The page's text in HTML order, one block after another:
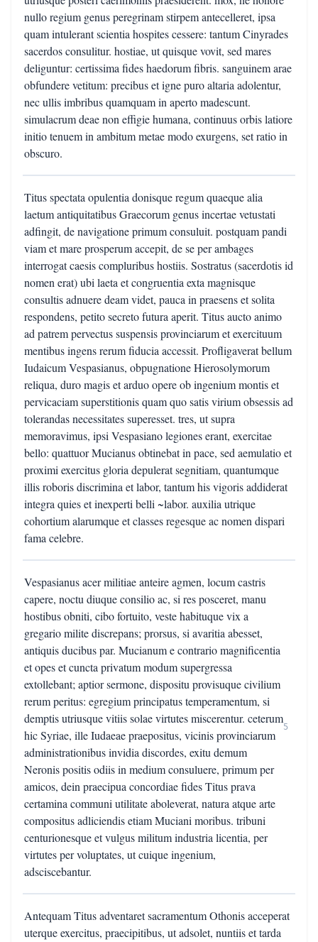
nullo regium genus peregrinam stirpem antecelleret, ipsa
quam intulerant scientia hospites cessere: tantum Cinyrades
sacerdos consulitur. hostiae, ut quisque vovit, sed mares
deliguntur: certissima fides haedorum fibris. sanguinem arae
obfundere vetitum: precibus et igne puro altaria adolentur,
nec ullis imbribus quamquam in aperto madescunt.
simulacrum deae non effigie humana, continuus orbis latiore
initio tenuem in ambitum metae modo exurgens, set ratio in
obscuro.
Titus spectata opulentia donisque regum quaeque alia
laetum antiquitatibus Graecorum genus incertae vetustati
adfingit, de navigatione primum consuluit. postquam pandi
viam et mare prosperum accepit, de se per ambages
interrogat caesis compluribus hostiis. Sostratus (sacerdotis id
nomen erat) ubi laeta et congruentia exta magnisque
consultis adnuere deam videt, pauca in praesens et solita
respondens, petito secreto futura aperit. Titus aucto animo
ad patrem pervectus suspensis provinciarum et exercituum
mentibus ingens rerum fiducia accessit. Profligaverat bellum
Iudaicum Vespasianus, obpugnatione Hierosolymorum
reliqua, duro magis et arduo opere ob ingenium montis et
pervicaciam superstitionis quam quo satis virium obsessis ad
tolerandas necessitates superesset. tres, ut supra
memoravimus, ipsi Vespasiano legiones erant, exercitae
bello: quattuor Mucianus obtinebat in pace, sed aemulatio et
proximi exercitus gloria depulerat segnitiam, quantumque
illis roboris discrimina et labor, tantum his vigoris addiderat
integra quies et inexperti belli ~labor. auxilia utrique
cohortium alarumque et classes regesque ac nomen dispari
fama celebre.
Vespasianus acer militiae anteire agmen, locum castris
capere, noctu diuque consilio ac, si res posceret, manu
hostibus obniti, cibo fortuito, veste habituque vix a
gregario milite discrepans; prorsus, si avaritia abesset,
antiquis ducibus par. Mucianum e contrario magnificentia
et opes et cuncta privatum modum supergressa
extollebant; aptior sermone, dispositu provisuque civilium
rerum peritus: egregium principatus temperamentum, si
demptis utriusque vitiis solae virtutes miscerentur. ceterum
hic Syriae, ille Iudaeae praepositus, vicinis provinciarum
administrationibus invidia discordes, exitu demum
Neronis positis odiis in medium consuluere, primum per
amicos, dein praecipua concordiae fides Titus prava
certamina communi utilitate aboleverat, natura atque arte
compositus adliciendis etiam Muciani moribus. tribuni
centurionesque et vulgus militum industria licentia, per
virtutes per voluptates, ut cuique ingenium,
adsciscebantur.
5
Antequam Titus adventaret sacramentum Othonis acceperat
uterque exercitus, praecipitibus, ut adsolet, nuntiis et tarda